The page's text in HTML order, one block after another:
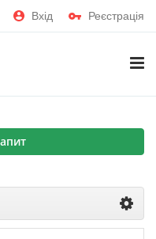
Вхід Реєстрація